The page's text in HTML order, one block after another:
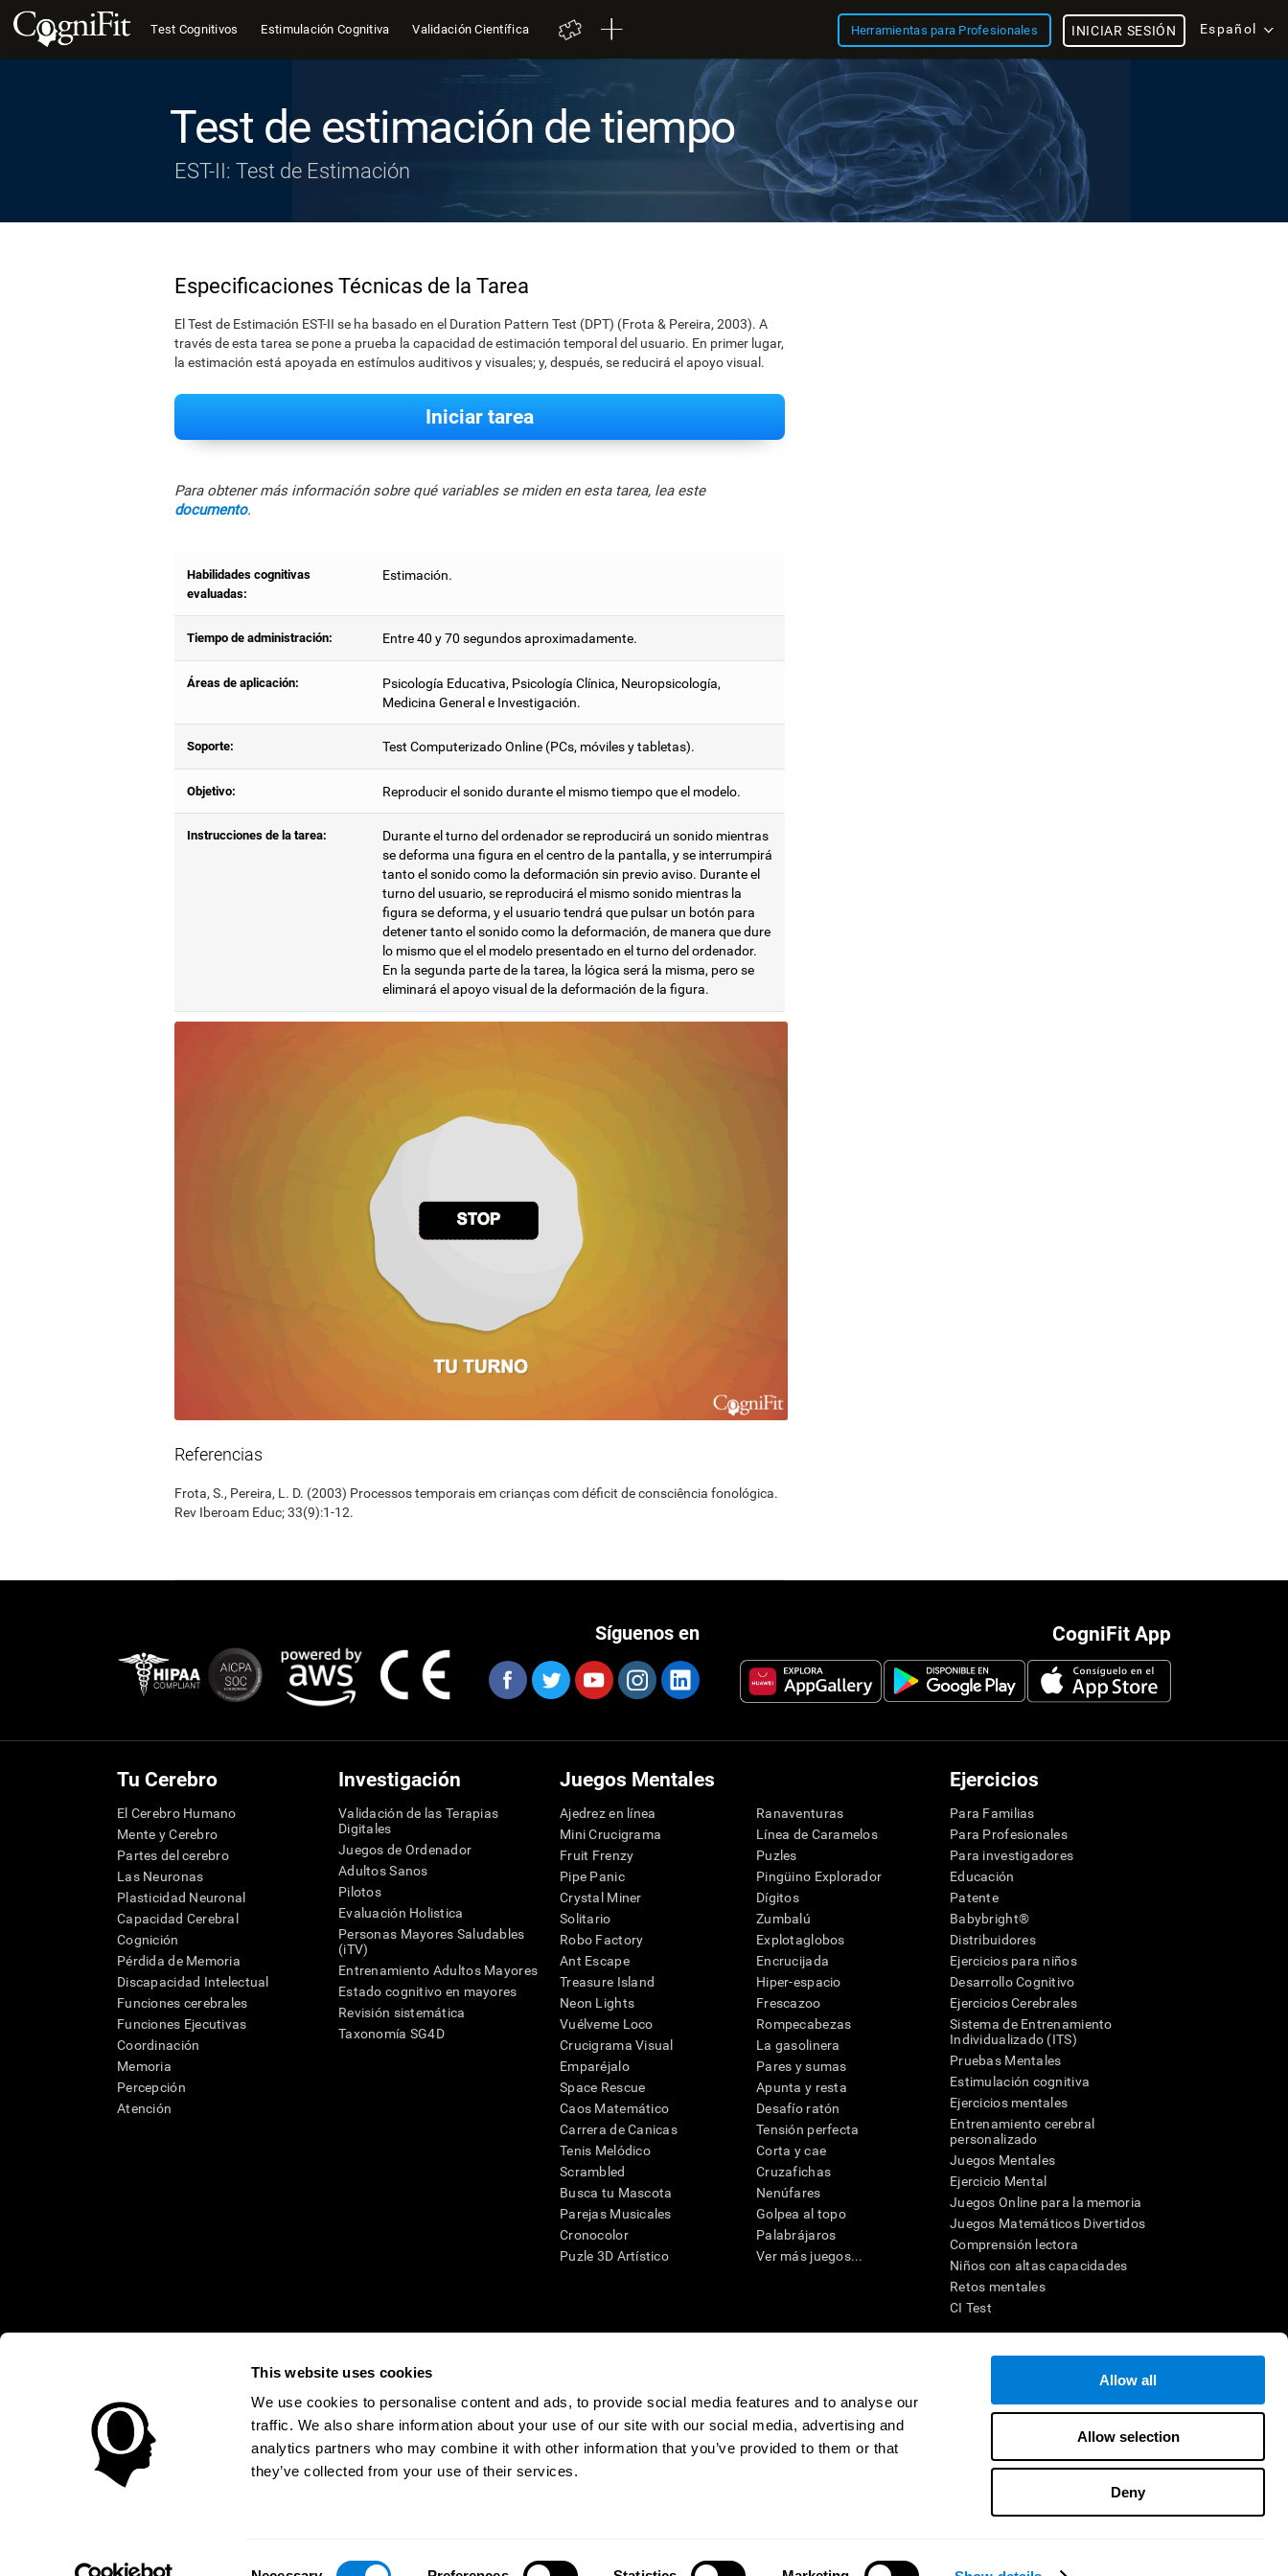
This website uses cookies
We use cookies to personalise content and ads, to provide social media features and to analyse our
traffic. We also share information about your use of our site with our social media, advertising and
analytics partners who may combine it with other information that you’ve provided to them or that
they’ve collected from your use of their services.
Allow all
Allow selection
Deny
Test Cognitivos Estimulación Cognitiva Validación Científica Herramientas para Profesionales Español
INICIAR SESIÓN
Test de estimación de tiempo
EST-II: Test de Estimación
Especificaciones Técnicas de la Tarea
El Test de Estimación EST-II se ha basado en el Duration Pattern Test (DPT) (Frota & Pereira, 2003). A
través de esta tarea se pone a prueba la capacidad de estimación temporal del usuario. En primer lugar,
la estimación está apoyada en estímulos auditivos y visuales; y, después, se reducirá el apoyo visual.
Iniciar tarea
Para obtener más información sobre qué variables se miden en esta tarea, lea este
documento.
Habilidades cognitivas
evaluadas:
Estimación.
Tiempo de administración: Entre 40 y 70 segundos aproximadamente.
Áreas de aplicación:
Psicología Educativa, Psicología Clínica, Neuropsicología,
Medicina General e Investigación.
Soporte: Test Computerizado Online (PCs, móviles y tabletas).
Objetivo: Reproducir el sonido durante el mismo tiempo que el modelo.
Instrucciones de la tarea:
Durante el turno del ordenador se reproducirá un sonido mientras
se deforma una figura en el centro de la pantalla, y se interrumpirá
tanto el sonido como la deformación sin previo aviso. Durante el
turno del usuario, se reproducirá el mismo sonido mientras la
figura se deforma, y el usuario tendrá que pulsar un botón para
detener tanto el sonido como la deformación, de manera que dure
lo mismo que el el modelo presentado en el turno del ordenador.
En la segunda parte de la tarea, la lógica será la misma, pero se
eliminará el apoyo visual de la deformación de la figura.
Referencias
Frota, S., Pereira, L. D. (2003) Processos temporais em crianças com déficit de consciência fonológica.
Rev Iberoam Educ; 33(9):1-12.
CogniFit App
Síguenos en
Tu Cerebro
El Cerebro Humano
Mente y Cerebro
Partes del cerebro
Las Neuronas
Plasticidad Neuronal
Capacidad Cerebral
Cognición
Pérdida de Memoria
Discapacidad Intelectual
Funciones cerebrales
Funciones Ejecutivas
Coordinación
Memoria
Percepción
Atención
Investigación
Validación de las Terapias
Digitales
Juegos de Ordenador
Adultos Sanos
Pilotos
Evaluación Holistica
Personas Mayores Saludables
(iTV)
Entrenamiento Adultos Mayores
Estado cognitivo en mayores
Revisión sistemática
Taxonomía SG4D
Juegos Mentales
Ajedrez en línea
Mini Crucigrama
Fruit Frenzy
Pipe Panic
Crystal Miner
Solitario
Robo Factory
Ant Escape
Treasure Island
Neon Lights
Vuélveme Loco
Crucigrama Visual
Emparéjalo
Space Rescue
Caos Matemático
Carrera de Canicas
Tenis Melódico
Scrambled
Busca tu Mascota
Parejas Musicales
Cronocolor
Puzle 3D Artístico
Ranaventuras
Línea de Caramelos
Puzles
Pingüino Explorador
Dígitos
Zumbalú
Explotaglobos
Encrucijada
Hiper-espacio
Frescazoo
Rompecabezas
La gasolinera
Pares y sumas
Apunta y resta
Desafío ratón
Tensión perfecta
Corta y cae
Cruzafichas
Nenúfares
Golpea al topo
Palabrájaros
Ver más juegos...
Ejercicios
Para Familias
Para Profesionales
Para investigadores
Educación
Patente
Babybright®
Distribuidores
Ejercicios para niños
Desarrollo Cognitivo
Ejercicios Cerebrales
Sistema de Entrenamiento
Individualizado (ITS)
Pruebas Mentales
Estimulación cognitiva
Ejercicios mentales
Entrenamiento cerebral
personalizado
Juegos Mentales
Ejercicio Mental
Juegos Online para la memoria
Juegos Matemáticos Divertidos
Comprensión lectora
Niños con altas capacidades
Retos mentales
CI Test
* Las evaluaciones de CogniFit están diseñadas para detectar alteraciones y deterioro cognitivo con el fin de ofrecer a un médico información pertinente para diseñar una intervención terapéutica apropiada. En un entorno
clínico, los resultados de CogniFit (cuando son interpretados por un profesional de la salud cualificado), se pueden utilizar como ayuda para determinar si un individuo debe ser dirigido a una posterior evaluación
neuropsicológica (por ejemplo, un examen neuropsicológico completo). CogniFit no ofrece directamente un diagnóstico médico de ningún tipo. Un diagnóstico de TDAH, dislexia, demencia o enfermedad similar sólo
puede ser realizada por un médico o psicólogo cualificado teniendo en cuenta una amplia gama de posibles factores. De acuerdo al uso indicado, CogniFit no indica que esta herramienta sea o deba ser considerada como
un dispositivo médico certicado por la FDA. El producto puede ser utilizado para estudios de investigación en cualquier campo de investigación relacionado con la cognición. Si se utiliza para fines de investigación, todo
uso del producto debe hacerse en los sujetos humanos apropiados conforme al procedimiento dictado por el centro de investigación y será una obligación por parte del investigador. Todas estas protecciones para el
sujeto humano nunca no podrán ser, en ningún caso, inferiores a las requeridas para cualquier sujeto de investigación en virtud de lo dispuesto en la Sección 45 CFR 46 del Código de Regulaciones Federales.
Contacto
Ayuda
BOLIVIA CogniFit Inc © 2026